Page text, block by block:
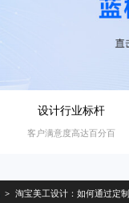
设计行业标杆
客户满意度高达百分百
淘宝美工设计：如何通过定